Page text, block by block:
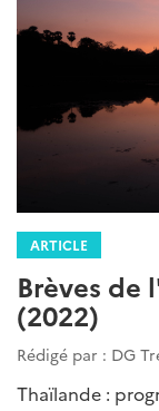
ARTICLE
Brèves de
(2022)
Rédigé par : DG
Thaïlande :